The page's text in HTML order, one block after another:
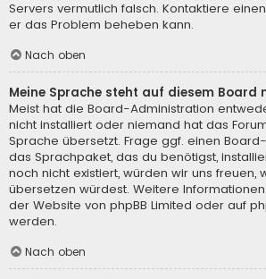
Servers vermutlich falsch. Kontaktiere
er das Problem beheben kann.
Nach oben
Meine Sprache steht auf diesem Board
Meist hat die Board-Administration
nicht installiert oder niemand hat das
Sprache übersetzt. Frage ggf. einen
das Sprachpaket, das du benötigst,
noch nicht existiert, würden wir uns freuen,
übersetzen würdest. Weitere
der Website von phpBB Limited oder auf
werden.
Nach oben